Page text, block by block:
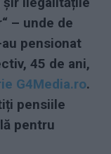
– unde de
pensionat
45 de ani,
G4Media.ro.
pensiile
pentru